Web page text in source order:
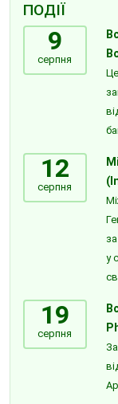
ПОДІЇ
9
серпня
12
серпня
у
19
серпня